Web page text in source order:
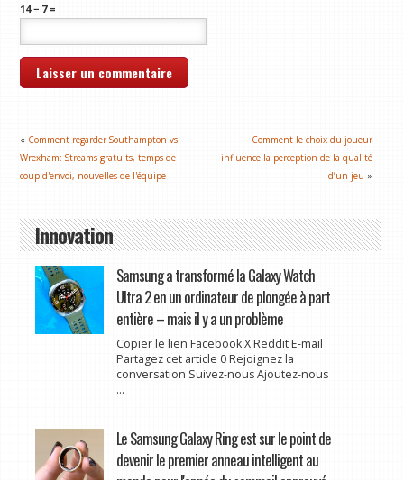
14 − 7 =
« Comment regarder Southampton vs
Wrexham: Streams gratuits, temps de
coup d'envoi, nouvelles de l'équipe
Comment le choix du joueur
influence la perception de la qualité
d’un jeu »
Innovation
Samsung a transformé la Galaxy Watch
Ultra 2 en un ordinateur de plongée à part
entière – mais il y a un problème
Copier le lien Facebook X Reddit E-mail
Partagez cet article 0 Rejoignez la
conversation Suivez-nous Ajoutez-nous
...
Le Samsung Galaxy Ring est sur le point de
devenir le premier anneau intelligent au